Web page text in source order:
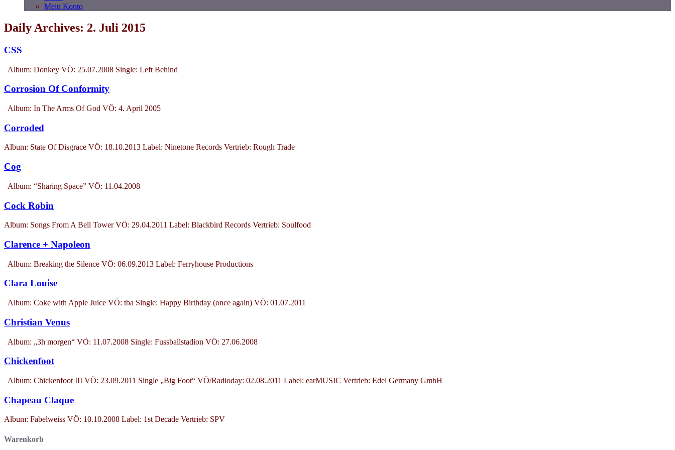
Mein Konto
Daily Archives: 2. Juli 2015
CSS
Album: Donkey VÖ: 25.07.2008 Single: Left Behind
Corrosion Of Conformity
Album: In The Arms Of God VÖ: 4. April 2005
Corroded
Album: State Of Disgrace VÖ: 18.10.2013 Label: Ninetone Records Vertrieb: Rough Trade
Cog
Album: “Sharing Space” VÖ: 11.04.2008
Cock Robin
Album: Songs From A Bell Tower VÖ: 29.04.2011 Label: Blackbird Records Vertrieb: Soulfood
Clarence + Napoleon
Album: Breaking the Silence VÖ: 06.09.2013 Label: Ferryhouse Productions
Clara Louise
Album: Coke with Apple Juice VÖ: tba Single: Happy Birthday (once again) VÖ: 01.07.2011
Christian Venus
Album: „3h morgen“ VÖ: 11.07.2008 Single: Fussballstadion VÖ: 27.06.2008
Chickenfoot
Album: Chickenfoot III VÖ: 23.09.2011 Single „Big Foot“ VÖ/Radioday: 02.08.2011 Label: earMUSIC Vertrieb: Edel Germany GmbH
Chapeau Claque
Album: Fabelweiss VÖ: 10.10.2008 Label: 1st Decade Vertrieb: SPV
Warenkorb